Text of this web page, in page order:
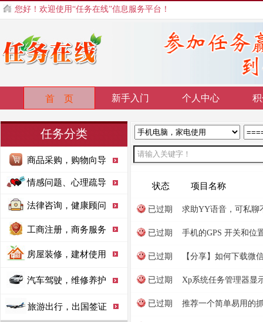
您好！欢迎使用“任务在线”信息服务平台！
首 页 新手入门 个人中心
任务分类
商品采购，购物向导
情感问题、心理疏导
法律咨询，健康顾问
工商注册，商务服务
房屋装修，建材使用
汽车驾驶，维修养护
旅游出行，出国签证
状态 项目名称
已过期 求助YY语音，可私聊
已过期 手机的GPS 开关和位
已过期 【分享】如何下载微
已过期 Xp系统任务管理器显
已过期 推荐一个简单易用的